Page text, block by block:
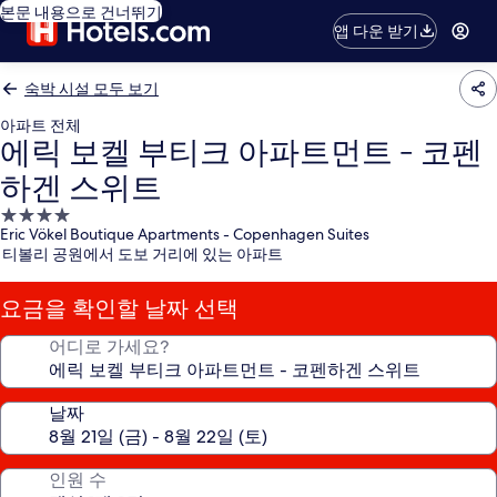
본문 내용으로 건너뛰기
앱 다운 받기
숙박 시설 모두 보기
아파트 전체
에릭 보켈 부티크 아파트먼트 - 코펜
하겐 스위트
4.0
성
급
숙
박
시
Eric Vökel Boutique Apartments - Copenhagen Suites
티볼리 공원에서 도보 거리에 있는 아파트
요금을 확인할 날짜 선택
어디로 가세요?
날짜
인원 수